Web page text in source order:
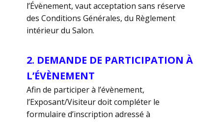
l’Évènement, vaut acceptation sans réserve
des Conditions Générales, du Règlement
intérieur du Salon.
2. DEMANDE DE PARTICIPATION À
L’ÉVÈNEMENT
Afin de participer à l’évènement,
l’Exposant/Visiteur doit compléter le
formulaire d’inscription adressé à